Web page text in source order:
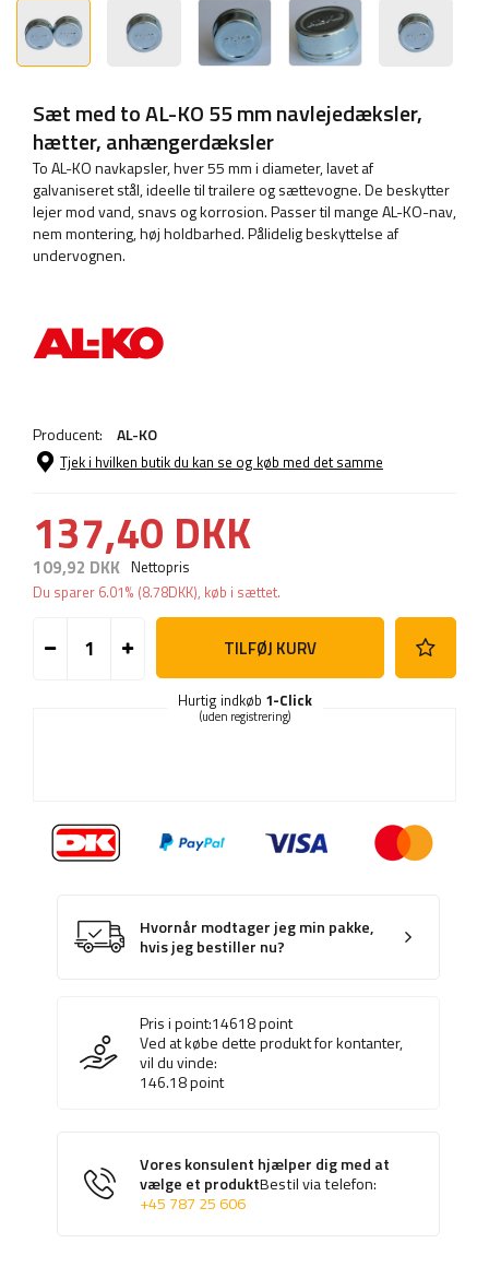
Sæt med to AL-KO 55 mm navlejedæksler,
hætter, anhængerdæksler
To AL-KO navkapsler, hver 55 mm i diameter, lavet af
galvaniseret stål, ideelle til trailere og sættevogne. De beskytter
lejer mod vand, snavs og korrosion. Passer til mange AL-KO-nav,
nem montering, høj holdbarhed. Pålidelig beskyttelse af
undervognen.
Producent: AL-KO
Tjek i hvilken butik du kan se og køb med det samme
137,40 DKK
109,92 DKK Nettopris
Du sparer 6.01% (8.78DKK), køb i sættet.
TILFØJ KURV
Hurtig indkøb 1-Click
(uden registrering)
Hvornår modtager jeg min pakke,
hvis jeg bestiller nu?
Pris i point:14618point
Ved at købe dette produkt for kontanter,
vil du vinde:
146.18point
Vores konsulent hjælper dig med at
vælge et produktBestil via telefon:
+45 787 25 606